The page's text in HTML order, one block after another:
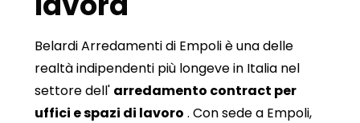
Belardi Arredamenti di Empoli è una delle
realtà indipendenti più longeve in Italia nel
settore dell' arredamento contract per
uffici e spazi di lavoro . Con sede a Empoli,